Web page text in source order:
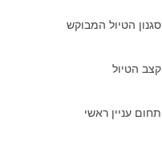
סגנון הטיול המבוקש
קצב הטיול
תחום עניין ראשי